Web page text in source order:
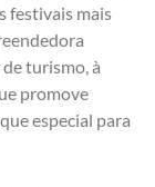
festivais mais
turismo, à
promove
especial para